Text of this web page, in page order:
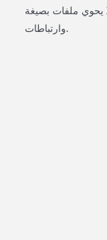
يحوي ملفات بصيغة XML و XHTML وما يلحق بها من صور
وارتباطات.